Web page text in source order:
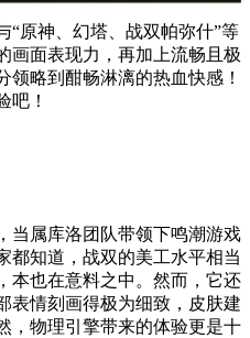
“原神、幻塔、战双帕弥什”等
画面表现力，再加上流畅且极
略到酣畅淋漓的热血快感！
吧！
当属库洛团队带领下鸣潮游戏
都知道，战双的美工水平相当
本也在意料之中。然而，它还
表情刻画得极为细致，皮肤建
，物理引擎带来的体验更是十